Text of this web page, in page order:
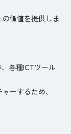
価値を提供しま
各種ICTツール
ーするため、